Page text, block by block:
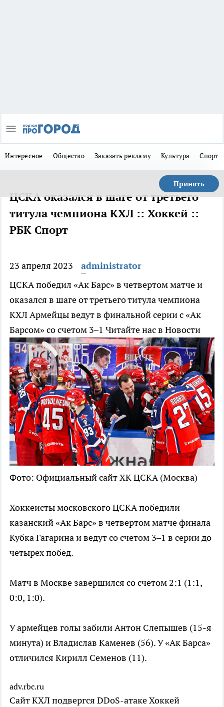
Интересное Общество Заказать рекламу Культура Спорт
Принять
ЦСКА оказался в шаге от третьего
титула чемпиона КХЛ :: Хоккей ::
РБК Спорт
23 апреля 2023
administrator
ЦСКА победил «Ак Барс» в четвертом матче и
оказался в шаге от третьего титула чемпиона
КХЛАрмейцы ведут в финальной серии с «Ак
Барсом» со счетом 3–1 Читайте нас в Новости
Фото: Официальный сайт ХК ЦСКА (Москва)
Хоккеисты московского ЦСКА победили
казанский «Ак Барс» в четвертом матче финала
Кубка Гагарина и ведут со счетом 3–1 в серии до
четырех побед.
Матч в Москве завершился со счетом 2:1 (1:1,
0:0, 1:0).
У армейцев голы забили Антон Слепышев (15-я
минута) и Владислав Каменев (56). У «Ак Барса»
отличился Кирилл Семенов (11).
adv.rbc.ru
Сайт КХЛ подвергся DDоS-атакеХоккей